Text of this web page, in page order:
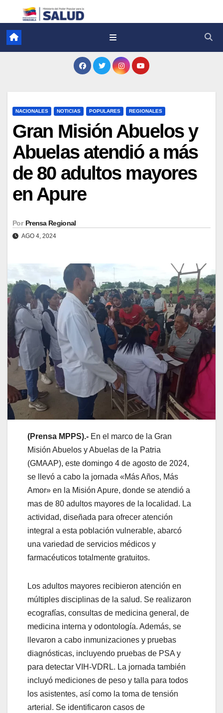
NACIONALES NOTICIAS POPULARES REGIONALES
Gran Misión Abuelos y
Abuelas atendió a más
de 80 adultos mayores
en Apure
Por Prensa Regional
AGO 4, 2024
(Prensa MPPS).- En el marco de la Gran
Misión Abuelos y Abuelas de la Patria
(GMAAP), este domingo 4 de agosto de 2024,
se llevó a cabo la jornada «Más Años, Más
Amor» en la Misión Apure, donde se atendió a
mas de 80 adultos mayores de la localidad. La
actividad, diseñada para ofrecer atención
integral a esta población vulnerable, abarcó
una variedad de servicios médicos y
farmacéuticos totalmente gratuitos.
Los adultos mayores recibieron atención en
múltiples disciplinas de la salud. Se realizaron
ecografías, consultas de medicina general, de
medicina interna y odontología. Además, se
llevaron a cabo inmunizaciones y pruebas
diagnósticas, incluyendo pruebas de PSA y
para detectar VIH-VDRL. La jornada también
incluyó mediciones de peso y talla para todos
los asistentes, así como la toma de tensión
arterial. Se identificaron casos de